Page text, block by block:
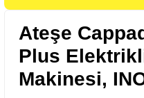
Ateşe
Plus
Makinesi,